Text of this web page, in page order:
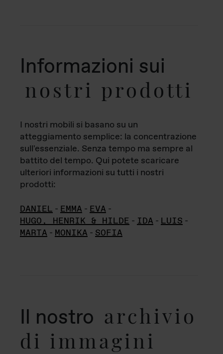
Informazioni sui
nostri prodotti
I nostri mobili si basano su un
atteggiamento semplice: la concentrazione
sull'essenziale. Senza tempo ma sempre al
battito del tempo. Qui potete scaricare
ulteriori informazioni su tutti i nostri
prodotti:
DANIEL - EMMA - EVA -
HUGO, HENRIK & HILDE - IDA - LUIS -
MARTA - MONIKA - SOFIA
Il nostro archivio
di immagini